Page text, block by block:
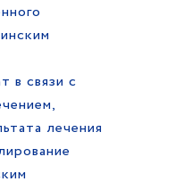
в связи с
лечения